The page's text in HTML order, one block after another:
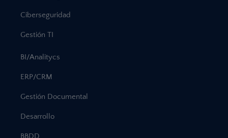
Ciberseguridad
Gestión TI
BI/Analitycs
ERP/CRM
Gestión Documental
Desarrollo
BBDD